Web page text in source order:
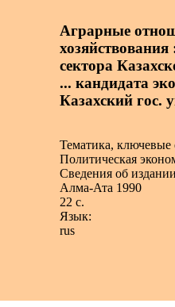
Аграрные
сектора
... кандидата
Казахский гос.
Тематика, ключевые
Политическая
Сведения об
Алма-Ата 1990
22 с.
Язык:
rus